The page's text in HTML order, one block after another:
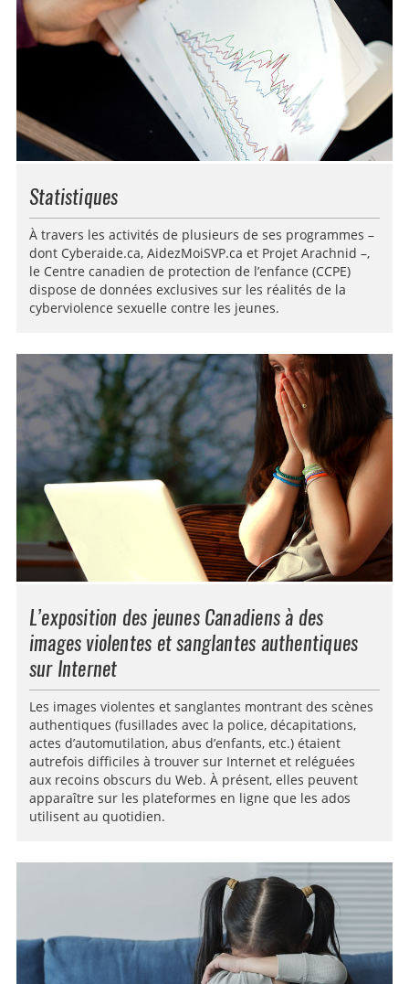
Statistiques
À travers les activités de plusieurs de ses programmes –
dont Cyberaide.ca, AidezMoiSVP.ca et Projet Arachnid –,
le Centre canadien de protection de l’enfance (CCPE)
dispose de données exclusives sur les réalités de la
cyberviolence sexuelle contre les jeunes.
L’exposition des jeunes Canadiens à des
images violentes et sanglantes authentiques
sur Internet
Les images violentes et sanglantes montrant des scènes
authentiques (fusillades avec la police, décapitations,
actes d’automutilation, abus d’enfants, etc.) étaient
autrefois difficiles à trouver sur Internet et reléguées
aux recoins obscurs du Web. À présent, elles peuvent
apparaître sur les plateformes en ligne que les ados
utilisent au quotidien.